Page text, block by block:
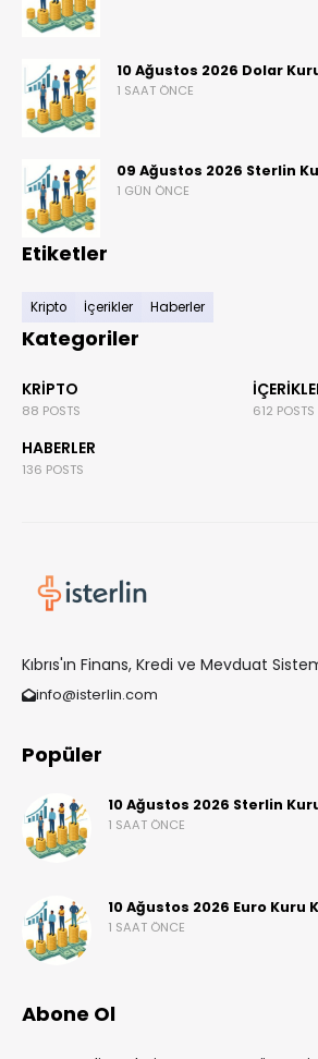
10 Ağustos 2026 Dolar
1 SAAT ÖNCE
09 Ağustos 2026 Sterlin
1 GÜN ÖNCE
Etiketler
Kripto İçerikler Haberler
Kategoriler
KRIPTO
88 POSTS 612 POSTS
HABERLER
136 POSTS
Kıbrıs'ın Finans, Kredi ve Mevduat
info@isterlin.com
Popüler
10 Ağustos 2026 Sterlin
1 SAAT ÖNCE
10 Ağustos 2026 Euro Kuru
1 SAAT ÖNCE
Abone Ol